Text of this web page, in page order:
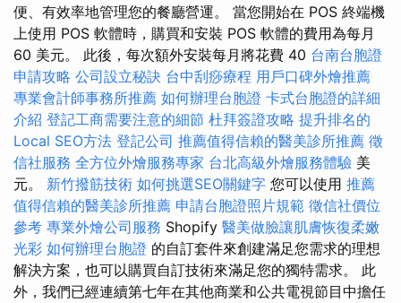
便、有效率地管理您的餐廳營運。 當您開始在 POS 終端機
上使用 POS 軟體時，購買和安裝 POS 軟體的費用為每月
60 美元。 此後，每次額外安裝每月將花費 40 台南台胞證
申請攻略 公司設立秘訣 台中刮痧療程 用戶口碑外燴推薦
專業會計師事務所推薦 如何辦理台胞證 卡式台胞證的詳細
介紹 登記工商需要注意的細節 杜拜簽證攻略 提升排名的
Local SEO方法 登記公司 推薦值得信賴的醫美診所推薦 徵
信社服務 全方位外燴服務專家 台北高級外燴服務體驗 美
元。 新竹撥筋技術 如何挑選SEO關鍵字 您可以使用 推薦
值得信賴的醫美診所推薦 申請台胞證照片規範 徵信社價位
參考 專業外燴公司服務 Shopify 醫美做臉讓肌膚恢復柔嫩
光彩 如何辦理台胞證 的自訂套件來創建滿足您需求的理想
解決方案，也可以購買自訂技術來滿足您的獨特需求。 此
外，我們已經連續第七年在其他商業和公共電視節目中擔任